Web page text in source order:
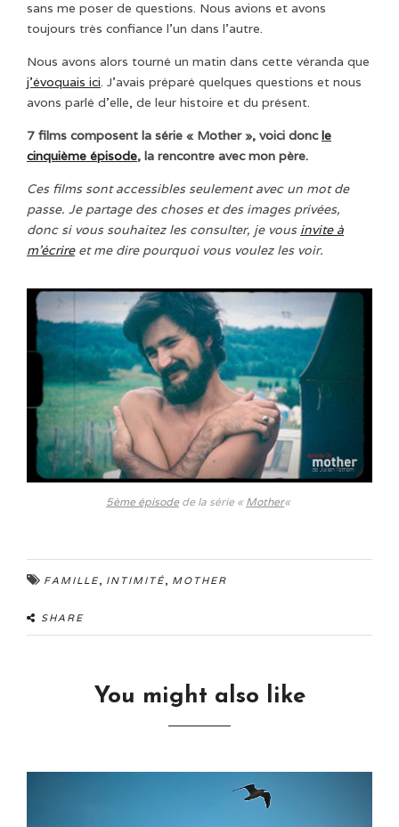
sans me poser de questions. Nous avions et avons
toujours très confiance l’un dans l’autre.
Nous avons alors tourné un matin dans cette véranda que
j’évoquais ici. J’avais préparé quelques questions et nous
avons parlé d’elle, de leur histoire et du présent.
7 films composent la série « Mother », voici doncle
cinquième épisode, la rencontre avec mon père.
Ces films sont accessibles seulement avec un mot de
passe. Je partage des choses et des images privées,
donc si vous souhaitez les consulter, je vous invite à
m’écrireet me dire pourquoi vous voulez les voir.
5ème épisode de la série « Mother«
FAMILLE, INTIMITÉ, MOTHER
SHARE
You might also like